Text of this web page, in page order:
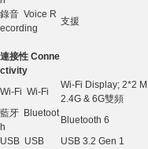
錄音 Voice R
ecording
支援
連接性 Conne
ctivity
Wi-Fi Wi-Fi
Wi-Fi Display; 2*2
2.4G & 6G雙頻
藍牙 Bluetoot
h
Bluetooth 6
USB USB
USB 3.2 Gen 1